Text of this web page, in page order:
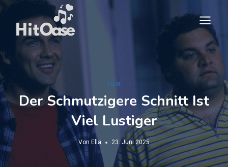
Zum
springen
FILM
Der Schmutzigere Schnitt Ist
Viel Lustiger
Von Ella 23. Juni 2025